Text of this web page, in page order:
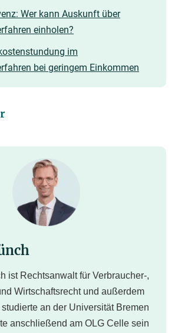
Wer kann Auskunft über
einholen?
im
bei geringem Einkommen
ist Rechtsanwalt für Verbraucher-,
Wirtschaftsrecht und außerdem
studierte an der Universität Bremen
anschließend am OLG Celle sein